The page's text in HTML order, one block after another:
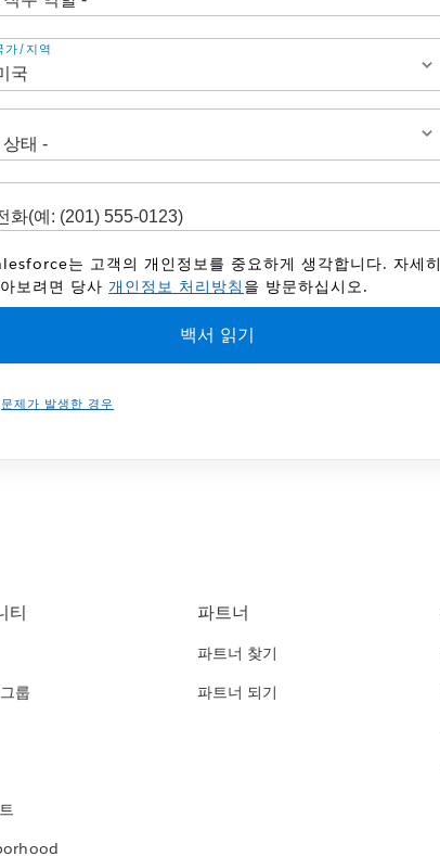
가/지역
는 고객의 개인정보를 중요하게 생각합니다. 자세히
보려면 당사개인정보 처리방침 을 방문하십시오.
문제가 발생한 경우
티
룹
파트너
파트너 찾기
파트너 되기